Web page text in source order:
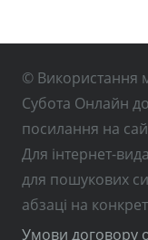
© Використання
Субота Онлайн
посилання на
Для інтернет-
для пошукових
абзаці на
Умови договору